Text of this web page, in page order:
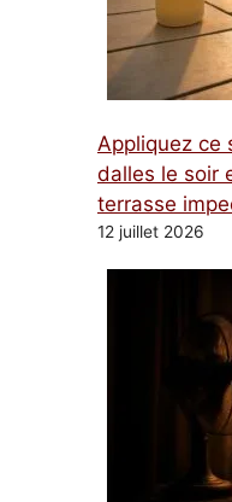
Appliquez ce
dalles le soir
terrasse
12 juillet 2026